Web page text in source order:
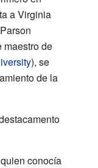
a Virginia
maestro de
), se
de la
conocía